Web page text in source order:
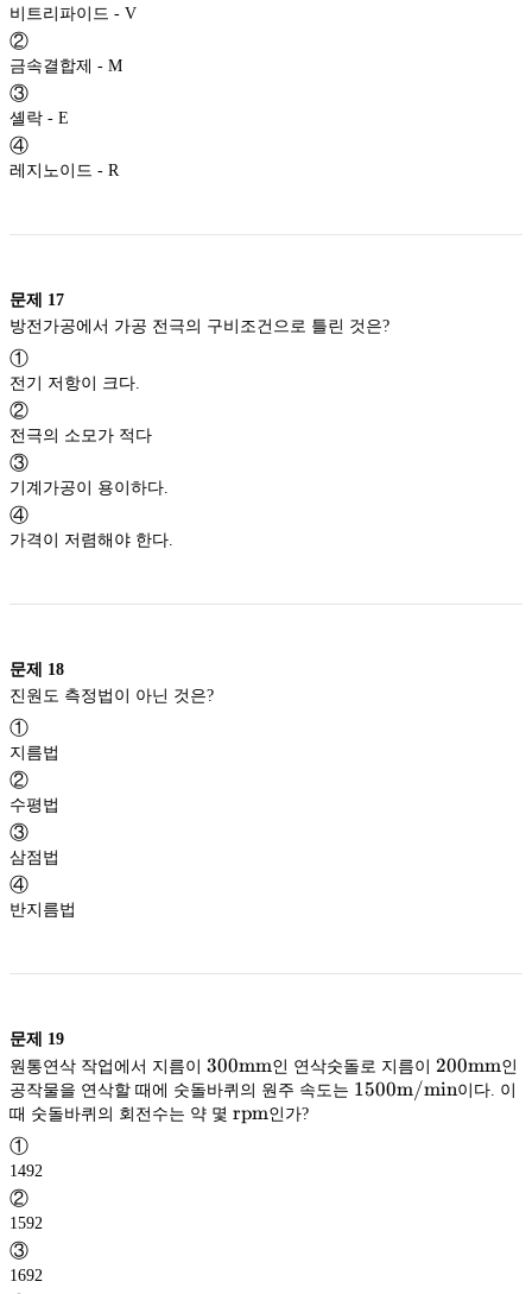
비트리파이드 - V
②
금속결합제 - M
③
셸락 - E
④
레지노이드 - R
문제 17
①
전기 저항이 크다.
②
전극의 소모가 적다
③
기계가공이 용이하다.
④
가격이 저렴해야 한다.
문제 18
①
지름법
②
수평법
③
삼점법
④
반지름법
문제 19
원통연삭 작업에서 지름이 300
\mathrm{mm}
mm
300mm인 연삭숫돌로 지름이 200
mm
200mm인
공작물을 연삭할 때에 숫돌바퀴의 원주 속도는 1500
1500m/min이다. 이
때 숫돌바퀴의 회전수는 약 몇 \mathrm{rpm}
rpm
①
1492
②
1592
③
1692